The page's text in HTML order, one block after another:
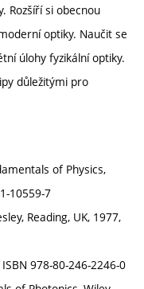
Rozšíří si obecnou
optiky. Naučit se
úlohy fyzikální optiky.
důležitými pro
of Physics,
10559-7
Reading, UK, 1977,
978-80-246-2246-0